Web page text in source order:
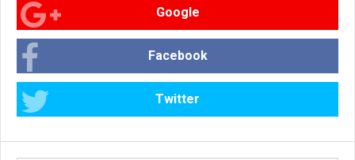
Google
Facebook
Twitter